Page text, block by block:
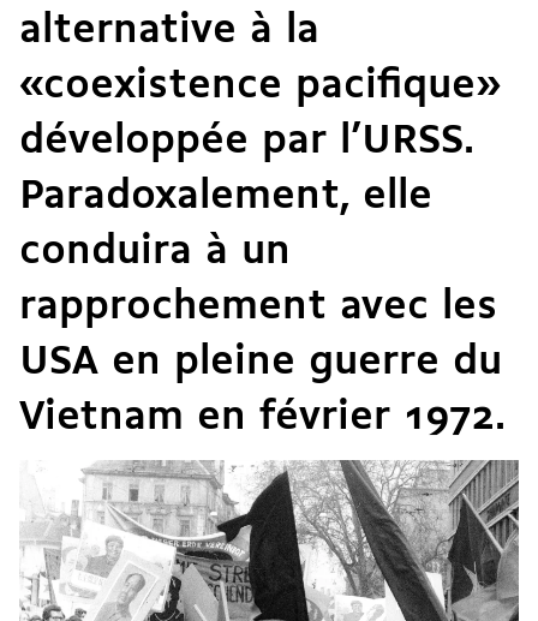
alternative à la
«coexistence pacifique»
développée par l’URSS.
Paradoxalement, elle
conduira à un
rapprochement avec les
USA en pleine guerre du
Vietnam en février 1972.